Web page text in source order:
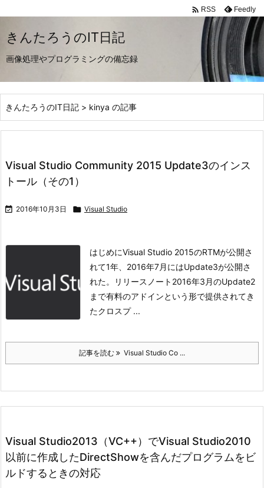
 RSS Feedly
きんたろうのIT日記
画像処理やプログラミングの備忘録
きんたろうのIT日記 > kinya の記事
Visual Studio Community 2015 Update3のインス
トール（その1）
 2016年10月3日  Visual Studio
はじめにVisual Studio 2015のRTMが公開さ
れて1年、2016年7月にはUpdate3が公開さ
れた。リリースノート 2016年3月のUpdate2
まで有料のアドインという形で提供されてき
たクロスプ ...
記事を読む Visual Studio Co ...
Visual Studio2013（VC++）でVisual Studio2010
以前に作成したDirectShowを含んだプログラムをビ
ルドするときの対応